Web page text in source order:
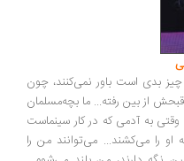
است باور نمی‌کنند، چون
رفته... ما بچه‌مسلمان
آدمی که در کار سینماست
می‌توانند من را